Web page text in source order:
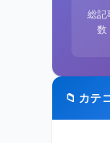
総記
数
📁 カテ